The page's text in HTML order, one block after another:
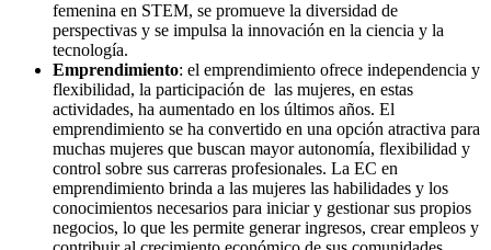
femenina en STEM, se promueve la diversidad de
perspectivas y se impulsa la innovación en la ciencia y la
tecnología.
Emprendimiento: el emprendimiento ofrece independencia y
flexibilidad, la participación de las mujeres, en estas
actividades, ha aumentado en los últimos años. El
emprendimiento se ha convertido en una opción atractiva para
muchas mujeres que buscan mayor autonomía, flexibilidad y
control sobre sus carreras profesionales. La EC en
emprendimiento brinda a las mujeres las habilidades y los
conocimientos necesarios para iniciar y gestionar sus propios
negocios, lo que les permite generar ingresos, crear empleos y